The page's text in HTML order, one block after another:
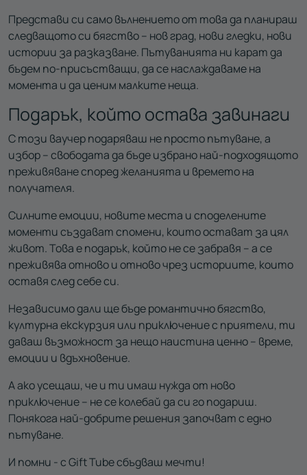
Представи си само вълнението от това да планираш
следващото си бягство – нов град, нови гледки, нови
истории за разказване. Пътуванията ни карат да
бъдем по-присъстващи, да се наслаждаваме на
момента и да ценим малките неща.
Подарък, който остава завинаги
С този ваучер подаряваш не просто пътуване, а
избор – свободата да бъде избрано най-подходящото
преживяване според желанията и времето на
получателя.
Силните емоции, новите места и споделените
моменти създават спомени, които остават за цял
живот. Това е подарък, който не се забравя – а се
преживява отново и отново чрез историите, които
оставя след себе си.
Независимо дали ще бъде романтично бягство,
културна екскурзия или приключение с приятели, ти
даваш възможност за нещо наистина ценно – време,
емоции и вдъхновение.
А ако усещаш, че и ти имаш нужда от ново
приключение – не се колебай да си го подариш.
Понякога най-добрите решения започват с едно
пътуване.
И помни - с Gift Tube сбъдваш мечти!